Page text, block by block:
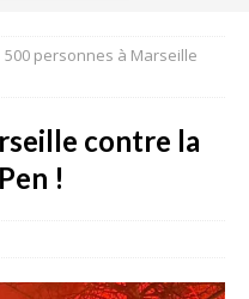
500 personnes à Marseille
contre la
!